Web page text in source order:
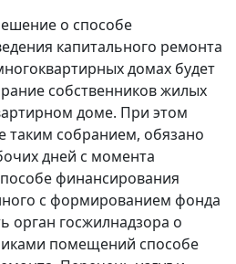
о способе
капитального ремонта
домах будет
собственников жилых
доме. При этом
таким собранием, обязано
дней с момента
финансирования
с формированием фонда
орган госжилнадзора о
помещений способе